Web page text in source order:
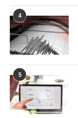
4
5